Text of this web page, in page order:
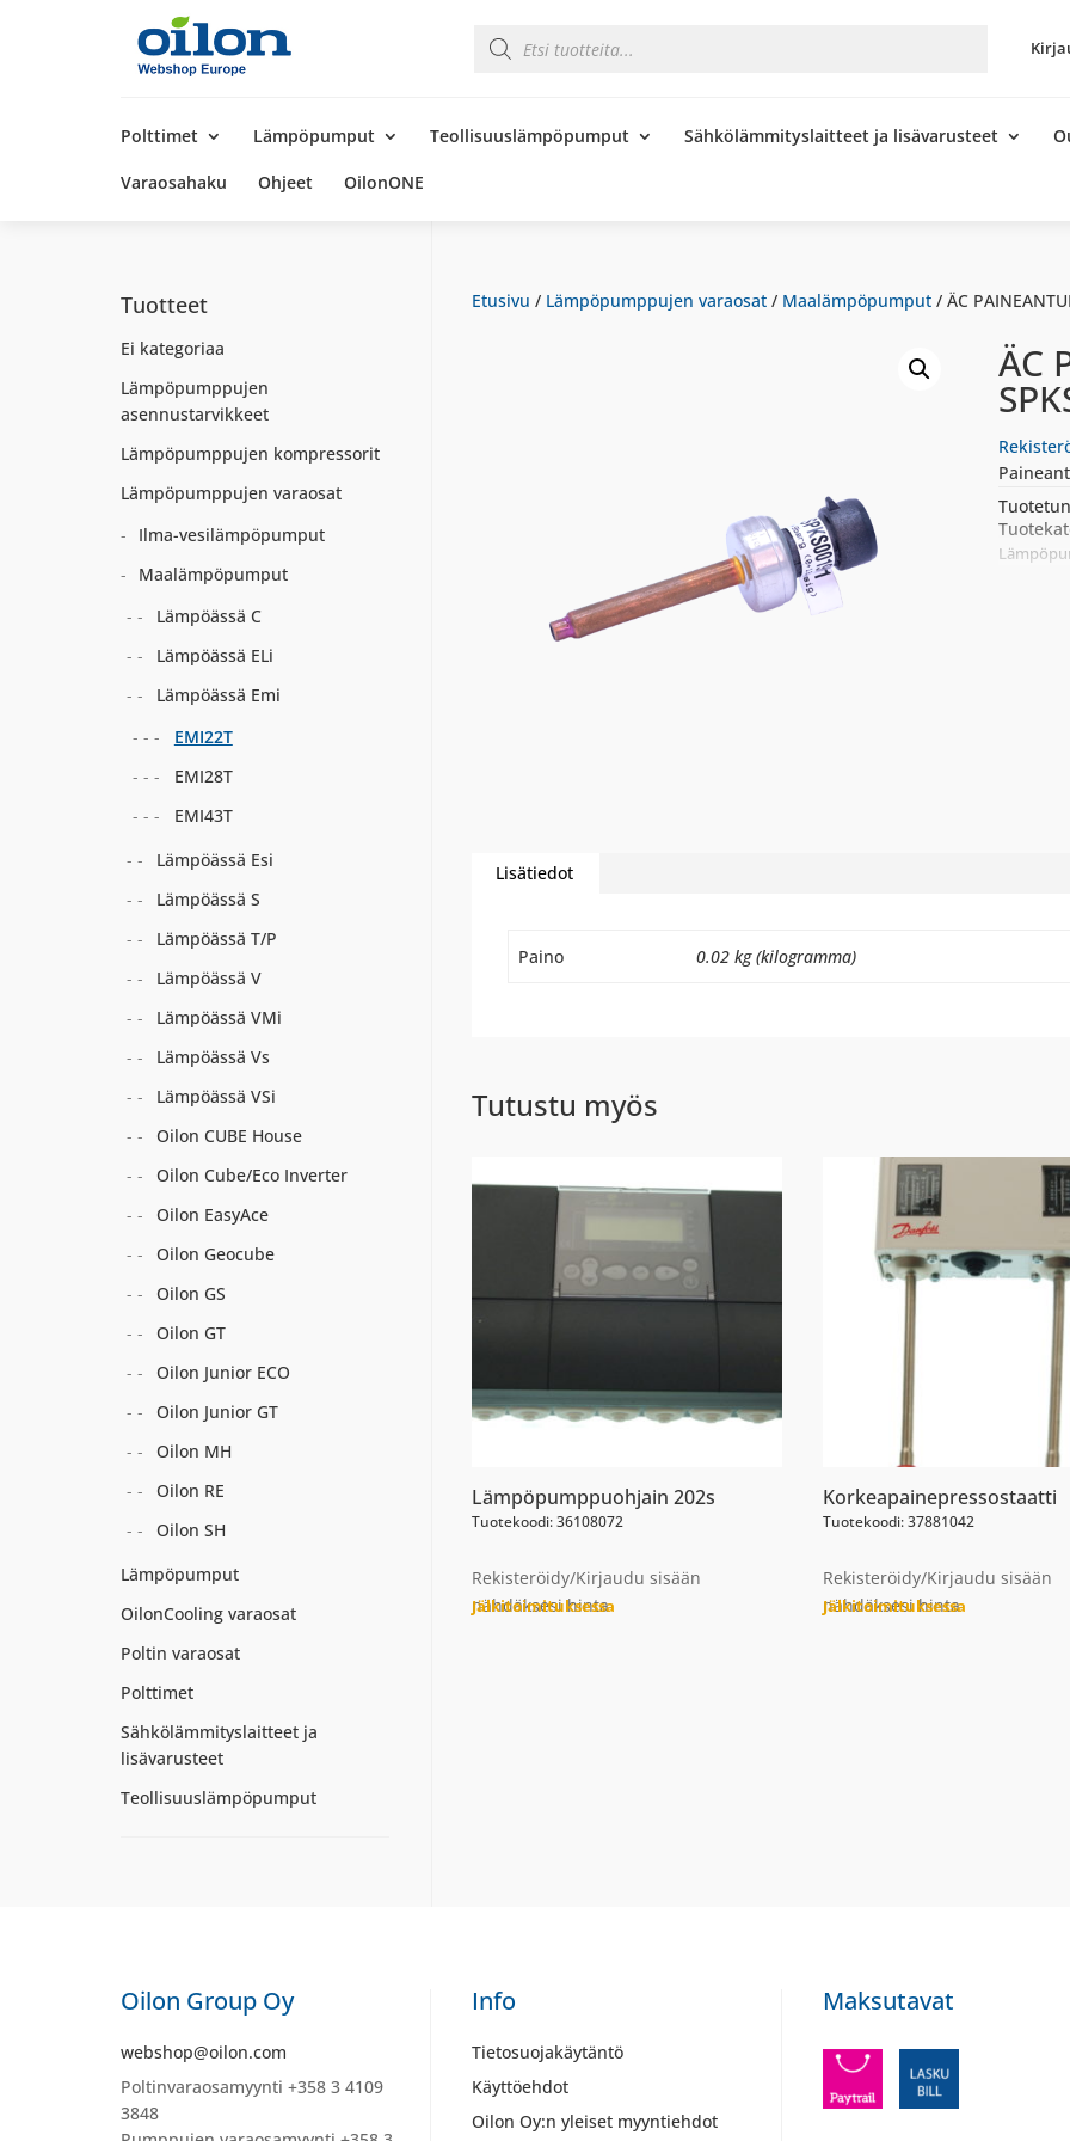
search
Polttimet Lämpöpumput Teollisuuslämpöpumput Sähkölämmityslaitteet ja lisävarusteet
Varaosahaku Ohjeet OilonONE
Etusivu / Lämpöpumppujen varaosat/ Maalämpöpumput/ ÄC
ÄC
Lisätiedot
Paino 0.02 kg (kilogramma)
Tutustu myös
Lämpöpumppuohjain 202s
Tuotekoodi: 36108072
Rekisteröidy/Kirjaudu sisään
nähdäksesi hinta
Jälkitoimituksessa
Korkeapainepressostaatti
Tuotekoodi: 37881042
Rekisteröidy/Kirjaudu sisään
nähdäksesi hinta
Jälkitoimituksessa
Tuotteet
Ei kategoriaa
Lämpöpumppujen
asennustarvikkeet
Lämpöpumppujen kompressorit
Lämpöpumppujen varaosat
Ilma-vesilämpöpumput
Maalämpöpumput
Lämpöässä C
Lämpöässä ELi
Lämpöässä Emi
EMI22T
EMI28T
EMI43T
Lämpöässä Esi
Lämpöässä S
Lämpöässä T/P
Lämpöässä V
Lämpöässä VMi
Lämpöässä Vs
Lämpöässä VSi
Oilon CUBE House
Oilon Cube/Eco Inverter
Oilon EasyAce
Oilon Geocube
Oilon GS
Oilon GT
Oilon Junior ECO
Oilon Junior GT
Oilon MH
Oilon RE
Oilon SH
Lämpöpumput
OilonCooling varaosat
Poltin varaosat
Polttimet
Sähkölämmityslaitteet ja
lisävarusteet
Teollisuuslämpöpumput
Oilon Group Oy
webshop@oilon.com
Poltinvaraosamyynti +358 3 4109
3848
Info
Tietosuojakäytäntö
Käyttöehdot
Oilon Oy:n yleiset myyntiehdot
Maksutavat